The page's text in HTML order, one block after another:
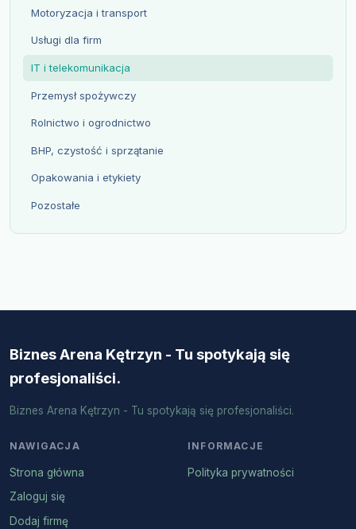
Motoryzacja i transport
Usługi dla firm
IT i telekomunikacja
Przemysł spożywczy
Rolnictwo i ogrodnictwo
BHP, czystość i sprzątanie
Opakowania i etykiety
Pozostałe
Biznes Arena Kętrzyn - Tu spotykają się
profesjonaliści.
Biznes Arena Kętrzyn - Tu spotykają się profesjonaliści.
NAWIGACJA
Strona główna
Zaloguj się
Dodaj firmę
INFORMACJE
Polityka prywatności